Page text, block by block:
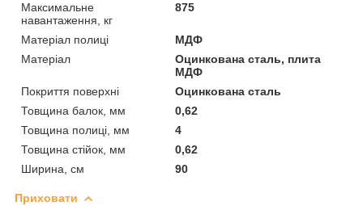
Максимальне
навантаження, кг
875
Матеріал полиці
МДФ
Матеріал
Оцинкована сталь, плита
МДФ
Покриття поверхні
Оцинкована сталь
Товщина балок, мм
0,62
Товщина полиці, мм
4
Товщина стійок, мм
0,62
Ширина, см
90
Приховати